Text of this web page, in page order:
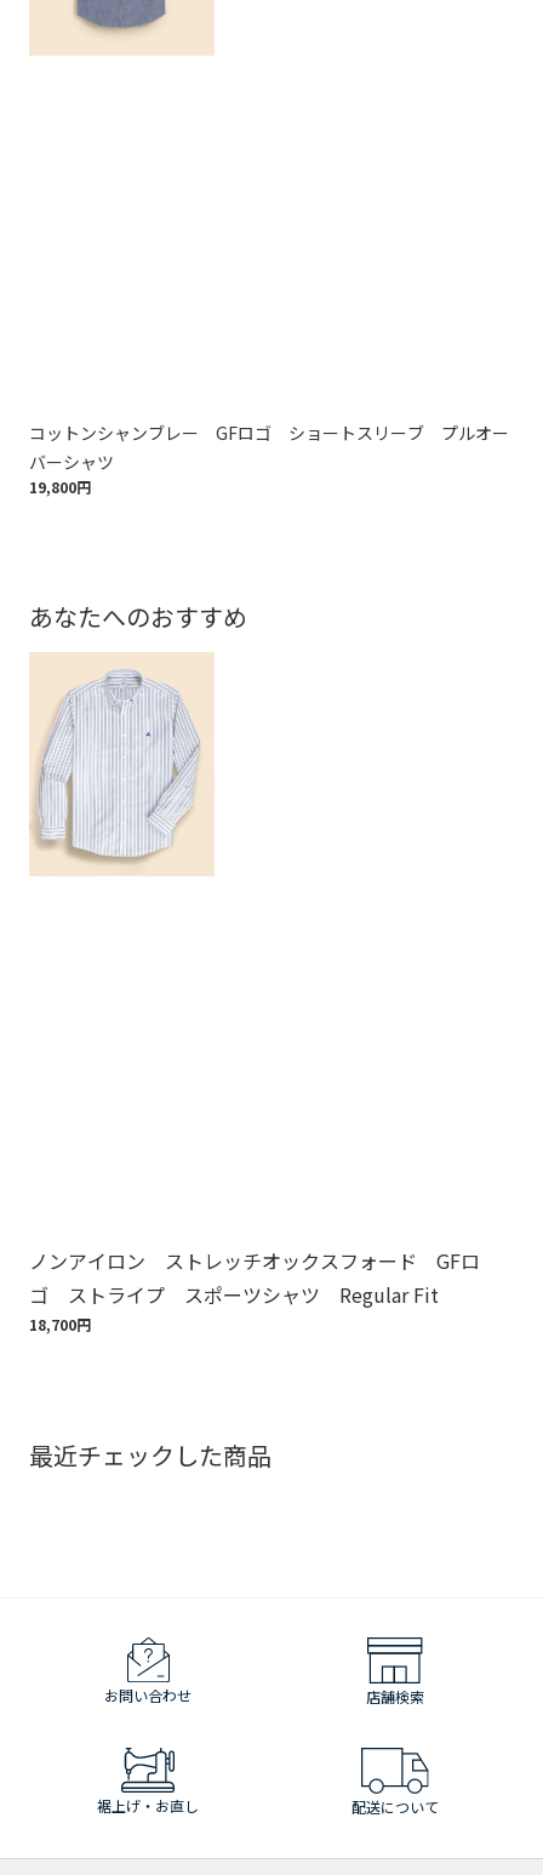
コットンシャンブレー GFロゴ ショートスリーブ プルオー
バーシャツ
19,800円
あなたへのおすすめ
ノンアイロン ストレッチオックスフォード GFロ
ゴ ストライプ スポーツシャツ Regular Fit
18,700円
最近チェックした商品
お問い合わせ 店舗検索
裾上げ・お直し 配送について